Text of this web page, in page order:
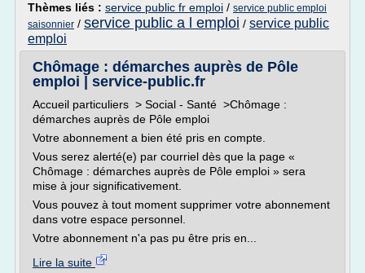
Thèmes liés : service public fr emploi / service public emploi
saisonnier / service public a l emploi / service public
emploi
Chômage : démarches auprès de Pôle
emploi | service-public.fr
Accueil particuliers > Social - Santé >Chômage :
démarches auprès de Pôle emploi
Votre abonnement a bien été pris en compte.
Vous serez alerté(e) par courriel dès que la page «
Chômage : démarches auprès de Pôle emploi » sera
mise à jour significativement.
Vous pouvez à tout moment supprimer votre abonnement
dans votre espace personnel.
Votre abonnement n'a pas pu être pris en...
Lire la suite